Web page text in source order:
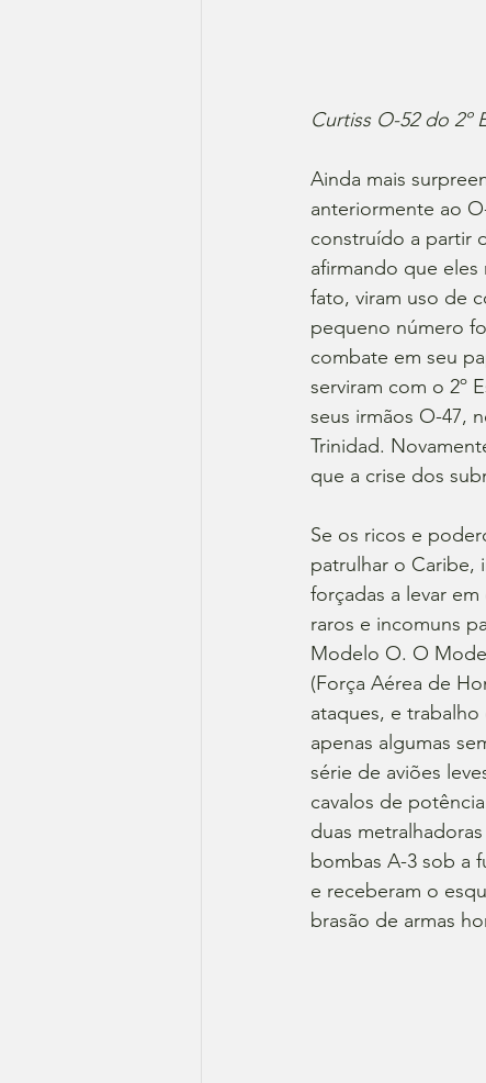
Curtiss O-52 do 2º
Ainda mais
anteriormente ao
construído a partir
afirmando que eles
fato, viram uso de
pequeno número
combate em seu
serviram com o 2º
seus irmãos O-47,
Trinidad.
que a crise dos
Se os ricos e
patrulhar o Caribe,
forçadas a levar
raros e incomuns
Modelo O. O
(Força Aérea de
ataques, e
apenas algumas
série de aviões
cavalos de
duas
bombas A-3 sob a
e receberam o
brasão de armas